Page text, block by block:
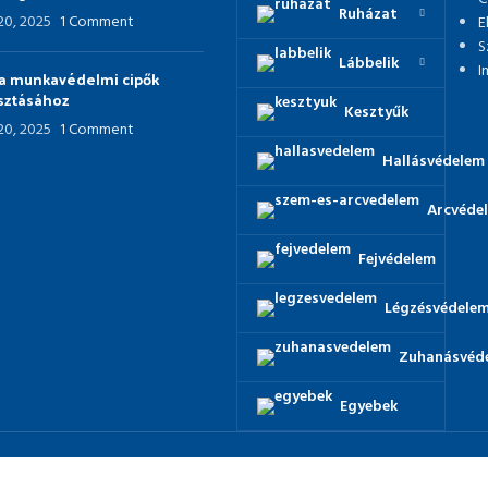
2025 1 Comment
munkavédelmi cipők
2025 1 Comment
Ruházat
Lábbelik
Kesztyűk
Hallásvédelem
Fejvédelem
Egyebek